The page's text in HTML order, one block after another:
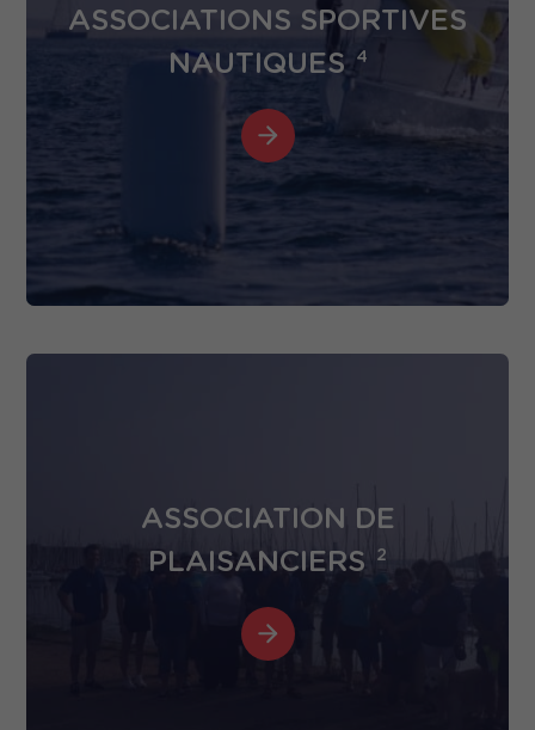
ASSOCIATIONS SPORTIVES
NAUTIQUES 4
ASSOCIATION DE
PLAISANCIERS
2